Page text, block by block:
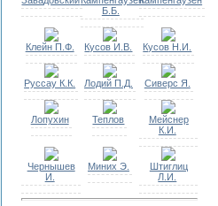
Б.Б.
Клейн П.Ф. Кусов И.В. Кусов Н.И.
Руссау К.К. Лодий П.Д. Сиверс Я.
Лопухин Теплов
Мейснер
К.И.
Чернышев
И.
Миних Э.
Штиглиц
Л.И.